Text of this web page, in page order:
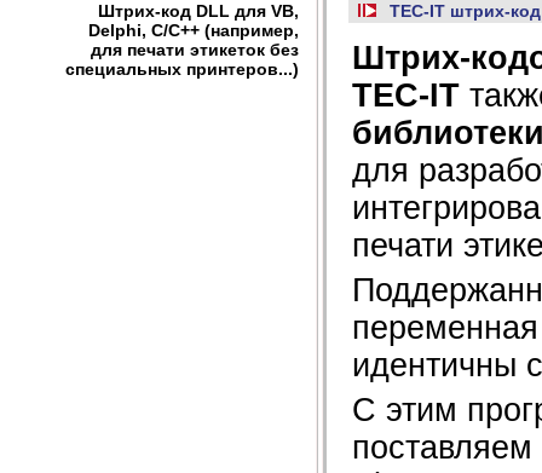
Штрих-код DLL для VB,
Delphi, C/C++ (например,
для печати этикеток без
специальных принтеров...)
TEC-IT штрих-
Штрих-
TEC-IT
для
печати
идентичны
С этим